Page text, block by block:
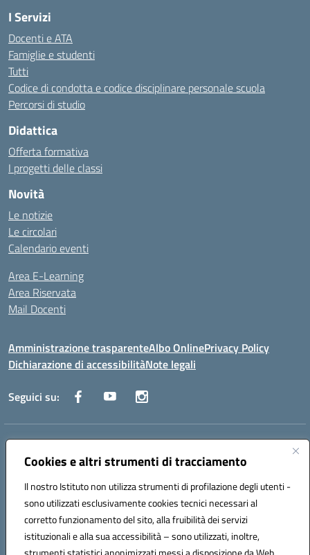
Cookies e altri strumenti di tracciamento
Il nostro Istituto non utilizza strumenti di profilazione degli utenti -
sono utilizzati esclusivamente cookies tecnici necessari al
corretto funzionamento del sito, alla fruibilità dei servizi
istituzionali e alla sua accessibilità – sono utilizzati, inoltre,
I Servizi
Docenti e ATA
Famiglie e studenti
Tutti
Codice di condotta e codice disciplinare personale scuola
Percorsi di studio
Didattica
Offerta formativa
I progetti delle classi
Novità
Le notizie
Le circolari
Calendario eventi
Area E-Learning
Area Riservata
Mail Docenti
Amministrazione trasparenteAlbo OnlinePrivacy Policy
Dichiarazione di accessibilitàNote legali
Seguici su:
Indirizzo:
Centralino:0885 417864 Email:fgpc180008@istruzione.it
Codice fiscale: 90043150714
Codice meccanografico:
FGPC180008
Codice Indice delle Pubbliche Amministrazioni (IPA): lzcc